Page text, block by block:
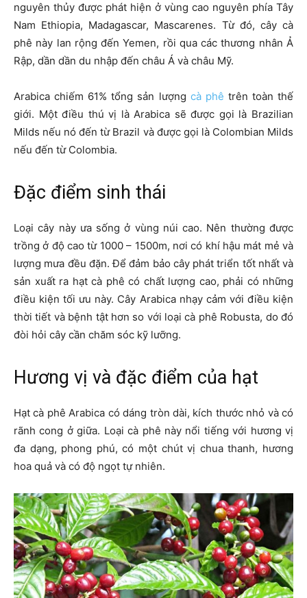
nguyên thủy được phát hiện ở vùng cao nguyên phía Tây
Nam Ethiopia, Madagascar, Mascarenes. Từ đó, cây cà
phê này lan rộng đến Yemen, rồi qua các thương nhân Ả
Rập, dần dần du nhập đến châu Á và châu Mỹ.
Arabica chiếm 61% tổng sản lượng cà phê trên toàn thế
giới. Một điều thú vị là Arabica sẽ được gọi là Brazilian
Milds nếu nó đến từ Brazil và được gọi là Colombian Milds
nếu đến từ Colombia.
Đặc điểm sinh thái
Loại cây này ưa sống ở vùng núi cao. Nên thường được
trồng ở độ cao từ 1000 – 1500m, nơi có khí hậu mát mẻ và
lượng mưa đều đặn. Để đảm bảo cây phát triển tốt nhất và
sản xuất ra hạt cà phê có chất lượng cao, phải có những
điều kiện tối ưu này. Cây Arabica nhạy cảm với điều kiện
thời tiết và bệnh tật hơn so với loại cà phê Robusta, do đó
đòi hỏi cây cần chăm sóc kỹ lưỡng.
Hương vị và đặc điểm của hạt
Hạt cà phê Arabica có dáng tròn dài, kích thước nhỏ và có
rãnh cong ở giữa. Loại cà phê này nổi tiếng với hương vị
đa dạng, phong phú, có một chút vị chua thanh, hương
hoa quả và có độ ngọt tự nhiên.